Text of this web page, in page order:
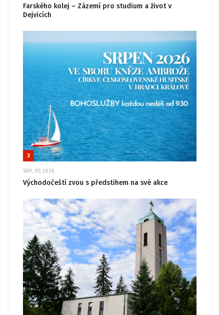
Farského kolej – Zázemí pro studium a život v
Dejvicích
3
SRP, 05 2026
Východočeští zvou s předstihem na své akce